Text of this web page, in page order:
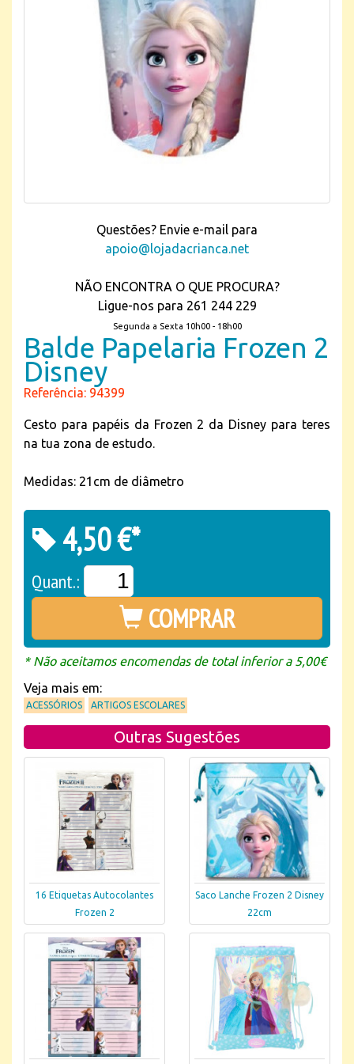
Questões? Envie e-mail para
apoio@lojadacrianca.net
NÃO ENCONTRA O QUE PROCURA?
Ligue-nos para 261 244 229
Segunda a Sexta 10h00 - 18h00
Balde Papelaria Frozen 2
Disney
Referência: 94399
Cesto para papéis da Frozen 2 da Disney para teres
na tua zona de estudo.
Medidas: 21cm de diâmetro
4,50 €*
Quant.:
COMPRAR
* Não aceitamos encomendas de total inferior a 5,00€
Veja mais em:
ACESSÓRIOS ARTIGOS ESCOLARES
Outras Sugestões
16 Etiquetas Autocolantes
Frozen 2
Saco Lanche Frozen 2 Disney
22cm